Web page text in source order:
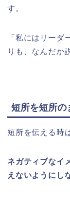
す。
「私にはリーダ
りも、なんだか
短所を短所の
短所を伝える時
ネガティブなイ
えないようにし